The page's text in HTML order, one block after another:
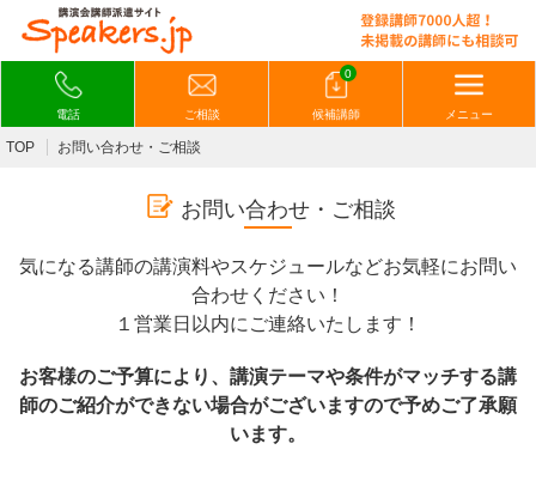
電話 ご相談
0
候補講師 メニュー
TOP お問い合わせ・ご相談
お問い合わせ・ご相談
気になる講師の講演料やスケジュールなどお気軽にお問い
合わせください！
１営業日以内にご連絡いたします！
お客様のご予算により、講演テーマや条件がマッチする講
師のご紹介ができない場合がございますので予めご了承願
います。